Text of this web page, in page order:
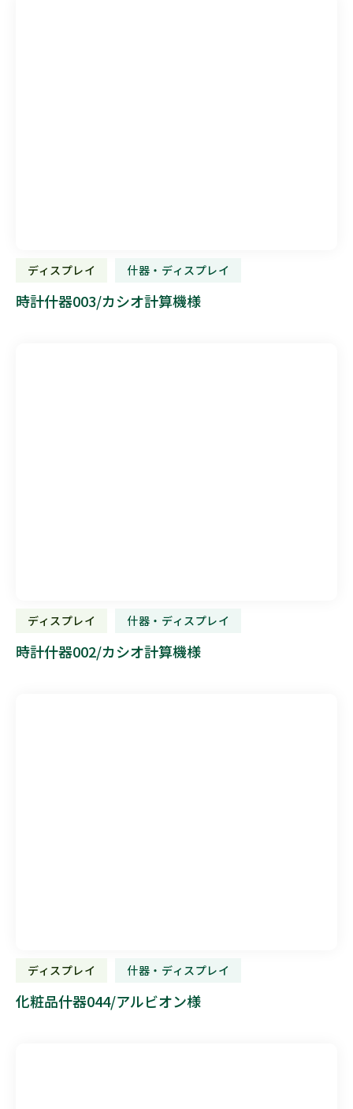
ディスプレイ 什器・ディスプレイ
時計什器003/カシオ計算機様
ディスプレイ 什器・ディスプレイ
時計什器002/カシオ計算機様
ディスプレイ 什器・ディスプレイ
化粧品什器044/アルビオン様